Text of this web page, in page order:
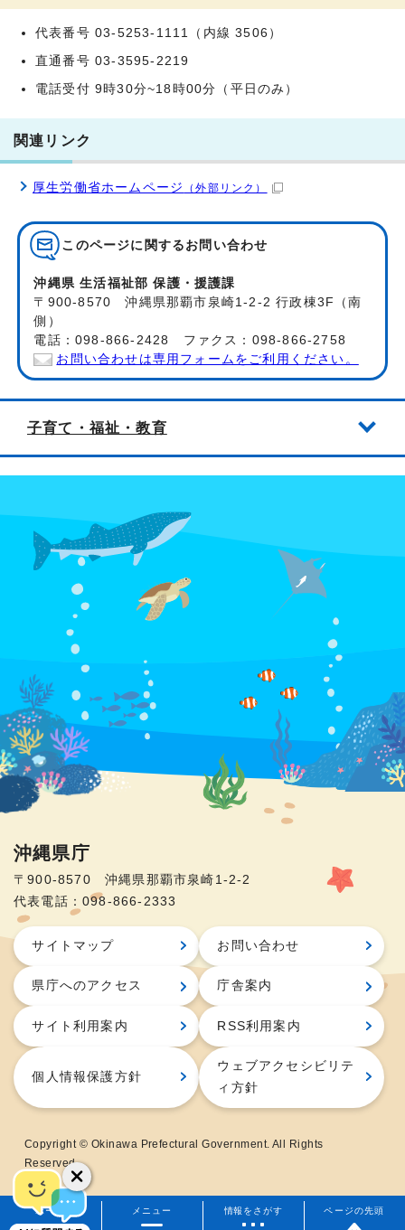
代表番号 03-5253-1111（内線 3506）
直通番号 03-3595-2219
電話受付 9時30分~18時00分（平日のみ）
関連リンク
厚生労働省ホームページ （外部リンク）
このページに関する お問い合わせ
沖縄県 生活福祉部 保護・援護課
〒900-8570 沖縄県那覇市泉崎1-2-2 行政棟3F（南
側）
電話：098-866-2428 ファクス：098-866-2758
お問い合わせは専用フォームをご利用ください。
子育て・福祉・教育
メニュー
ホーム 情報をさがす ページの先頭
沖縄県庁
〒900-8570 沖縄県那覇市泉崎1-2-2
代表電話：098-866-2333
サイトマップ お問い合わせ
県庁へのアクセス 庁舎案内
サイト利用案内 RSS利用案内
個人情報保護方針
ウェブアクセシビリテ
ィ方針
Copyright © Okinawa Prefectural Government. All Rights
Reserved.